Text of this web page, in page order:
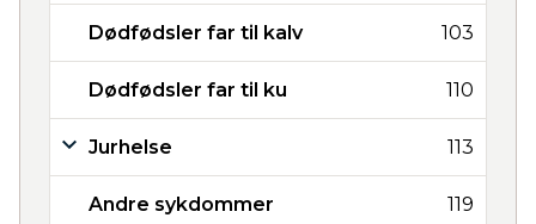
Dødfødsler far til kalv 103
Dødfødsler far til ku 110
Jurhelse 113
Andre sykdommer 119